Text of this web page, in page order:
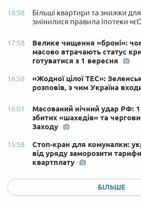
18:58
Більші квартири та знижки
змінилися правила іпотеки
17:58
Велике чищення «броні»:
масово втрачають статус
готуватися з 1 вересня
16:58
«Жодної цілої ТЕС»:
розповів, з чим Україна
16:01
Масований нічний удар РФ:
збитих «шахедів» та
Заходу
15:58
Стоп-кран для комуналки:
від уряду заморозити
квартплату
БІЛЬШЕ